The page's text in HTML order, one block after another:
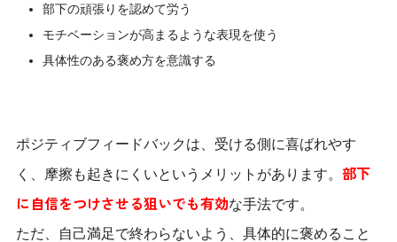
部下の頑張りを認めて労う
モチベーションが高まるような表現を使う
具体性のある褒め方を意識する
ポジティブフィードバックは、受ける側に喜ばれやす
く、摩擦も起きにくいというメリットがあります。 部下
に自信をつけさせる狙いでも有効な手法です。
ただ、自己満足で終わらないよう、具体的に褒めること